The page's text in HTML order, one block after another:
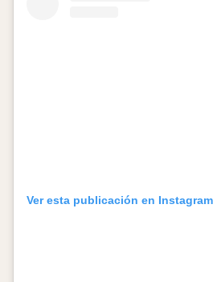
Ver esta publicación en Instagram